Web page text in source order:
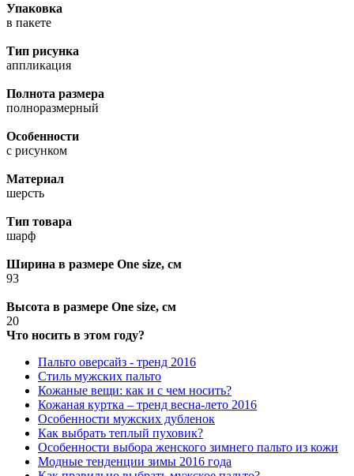
Упаковка
в пакете
Тип рисунка
аппликация
Полнота размера
полноразмерный
Особенности
с рисунком
Материал
шерсть
Тип товара
шарф
Ширина в размере One size, см
93
Высота в размере One size, см
20
Что носить в этом году?
Пальто оверсайз - тренд 2016
Стиль мужских пальто
Кожаные вещи: как и с чем носить?
Кожаная куртка – тренд весна-лето 2016
Особенности мужских дубленок
Как выбрать теплый пуховик?
Особенности выбора женского зимнего пальто из кожи
Модные тенденции зимы 2016 года